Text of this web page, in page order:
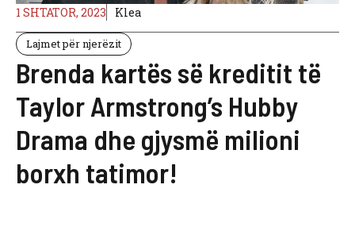
1 SHTATOR, 2023 Klea
Lajmet për njerëzit
Brenda kartës së kreditit të
Taylor Armstrong’s Hubby
Drama dhe gjysmë milioni
borxh tatimor!